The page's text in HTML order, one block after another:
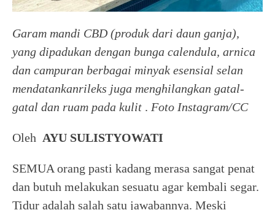
Garam mandi CBD (produk dari daun ganja),
yang dipadukan dengan bunga calendula, arnica
dan campuran berbagai minyak esensial selan
mendatankanrileks juga menghilangkan gatal-
gatal dan ruam pada kulit . Foto Instagram/CC
Oleh AYU SULISTYOWATI
SEMUA orang pasti kadang merasa sangat penat
dan butuh melakukan sesuatu agar kembali segar.
Tidur adalah salah satu jawabannya. Meski